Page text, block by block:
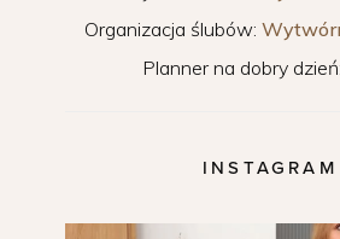
Organizacja ślubów:
Planner na dobry dzień:
INSTAGRAM